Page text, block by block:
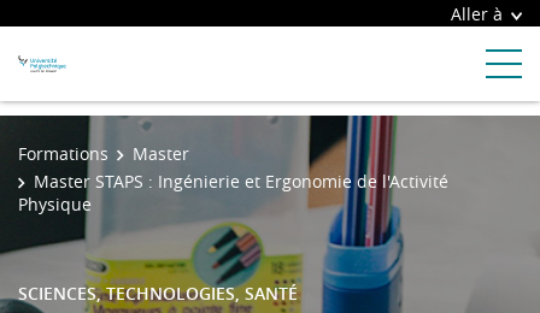
Aller à
Formations
Master
Master STAPS : Ingénierie et Ergonomie de l'Activité
Physique
SCIENCES, TECHNOLOGIES, SANTÉ